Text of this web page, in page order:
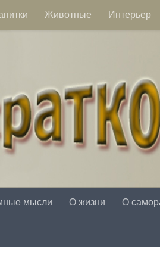
Животные Интерьер
мысли О жизни О